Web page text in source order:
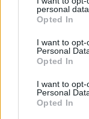
personal data.
Opted In
I want to
Personal
Opted In
I want to
Personal
Opted In
tik to, kad
biuro duryse
prasčiausią